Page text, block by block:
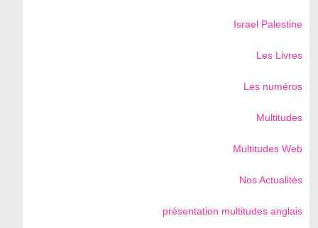
Israel Palestine
Les Livres
Les numéros
Multitudes
Multitudes Web
Nos Actualités
présentation multitudes anglais